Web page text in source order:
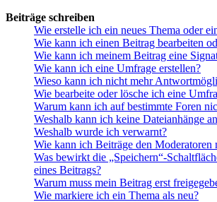
Beiträge schreiben
Wie erstelle ich ein neues Thema oder
Wie kann ich einen Beitrag bearbeiten
Wie kann ich meinem Beitrag eine
Wie kann ich eine Umfrage erstellen?
Wieso kann ich nicht mehr
Wie bearbeite oder lösche ich eine
Warum kann ich auf bestimmte Foren
Weshalb kann ich keine Dateianhänge
Weshalb wurde ich verwarnt?
Wie kann ich Beiträge den Moderatoren
Was bewirkt die „Speichern“-
eines Beitrags?
Warum muss mein Beitrag erst
Wie markiere ich ein Thema als neu?